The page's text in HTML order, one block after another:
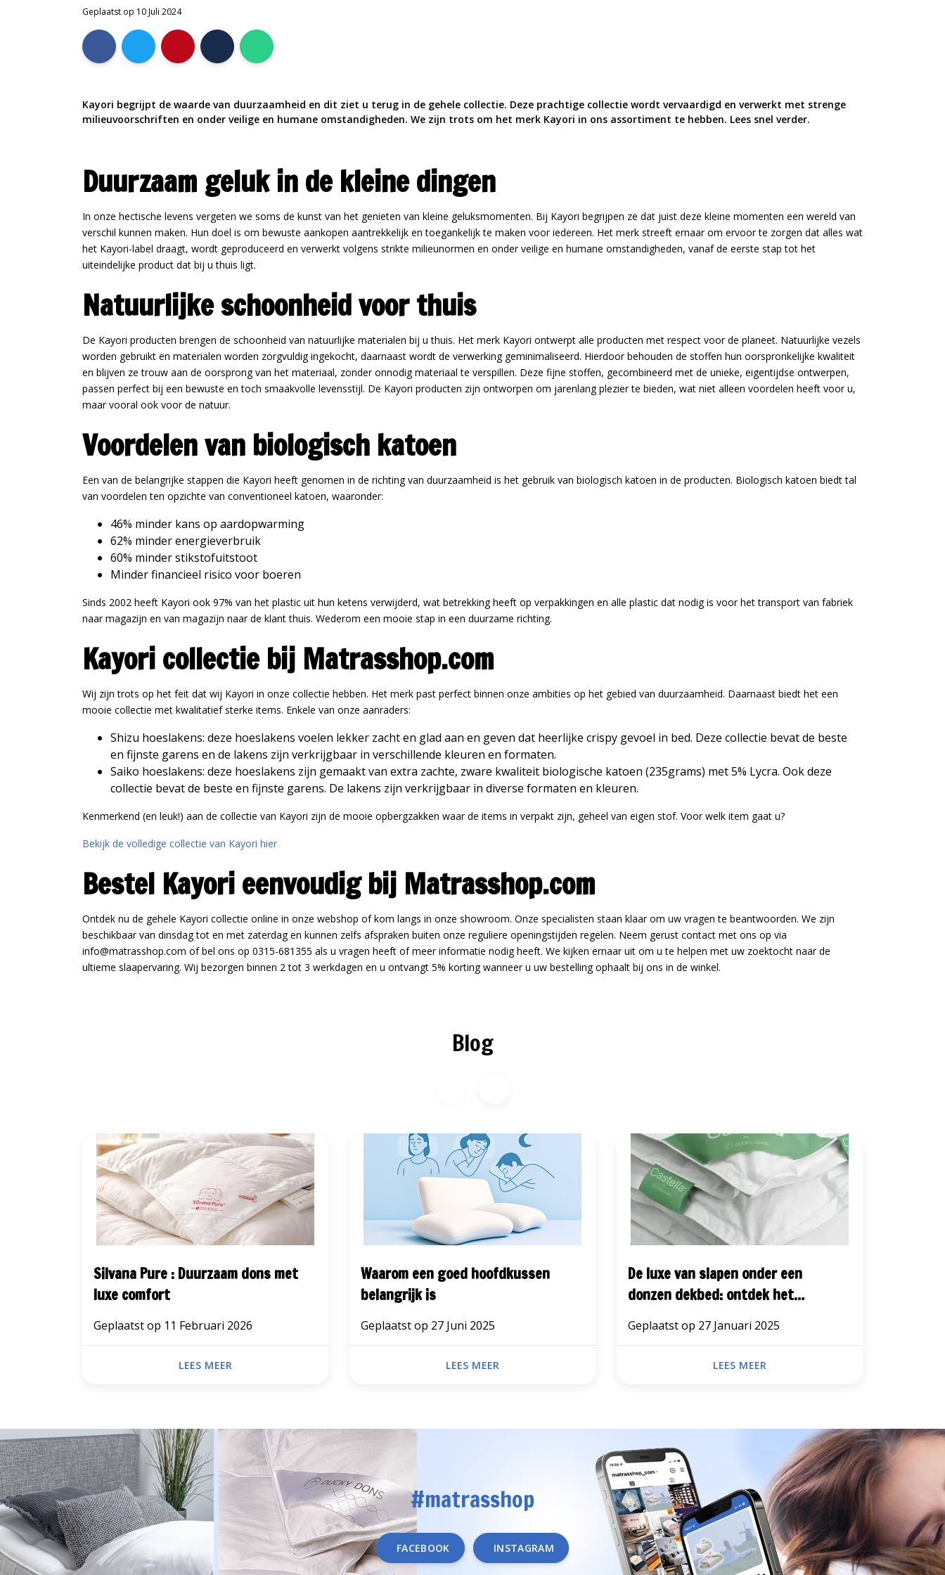
Geplaatst op 10 Juli 2024
Kayori begrijpt de waarde van duurzaamheid en dit ziet u terug in de gehele collectie. Deze prachtige collectie wordt vervaardigd en verwerkt met strenge
milieuvoorschriften en onder veilige en humane omstandigheden. We zijn trots om het merk Kayori in ons assortiment te hebben. Lees snel verder.
Duurzaam geluk in de kleine dingen
In onze hectische levens vergeten we soms de kunst van het genieten van kleine geluksmomenten. Bij Kayori begrijpen ze dat juist deze kleine momenten een wereld van
verschil kunnen maken. Hun doel is om bewuste aankopen aantrekkelijk en toegankelijk te maken voor iedereen. Het merk streeft ernaar om ervoor te zorgen dat alles wat
het Kayori-label draagt, wordt geproduceerd en verwerkt volgens strikte milieunormen en onder veilige en humane omstandigheden, vanaf de eerste stap tot het
uiteindelijke product dat bij u thuis ligt.
Natuurlijke schoonheid voor thuis
De Kayori producten brengen de schoonheid van natuurlijke materialen bij u thuis. Het merk Kayori ontwerpt alle producten met respect voor de planeet. Natuurlijke vezels
worden gebruikt en materialen worden zorgvuldig ingekocht, daarnaast wordt de verwerking geminimaliseerd. Hierdoor behouden de stoffen hun oorspronkelijke kwaliteit
en blijven ze trouw aan de oorsprong van het materiaal, zonder onnodig materiaal te verspillen. Deze fijne stoffen, gecombineerd met de unieke, eigentijdse ontwerpen,
passen perfect bij een bewuste en toch smaakvolle levensstijl. De Kayori producten zijn ontworpen om jarenlang plezier te bieden, wat niet alleen voordelen heeft voor u,
maar vooral ook voor de natuur.
Voordelen van biologisch katoen
Een van de belangrijke stappen die Kayori heeft genomen in de richting van duurzaamheid is het gebruik van biologisch katoen in de producten. Biologisch katoen biedt tal
van voordelen ten opzichte van conventioneel katoen, waaronder:
46% minder kans op aardopwarming
62% minder energieverbruik
60% minder stikstofuitstoot
Minder financieel risico voor boeren
Sinds 2002 heeft Kayori ook 97% van het plastic uit hun ketens verwijderd, wat betrekking heeft op verpakkingen en alle plastic dat nodig is voor het transport van fabriek
naar magazijn en van magazijn naar de klant thuis. Wederom een mooie stap in een duurzame richting.
Kayori collectie bij Matrasshop.com
Wij zijn trots op het feit dat wij Kayori in onze collectie hebben. Het merk past perfect binnen onze ambities op het gebied van duurzaamheid. Daarnaast biedt het een
mooie collectie met kwalitatief sterke items. Enkele van onze aanraders:
Shizu hoeslakens: deze hoeslakens voelen lekker zacht en glad aan en geven dat heerlijke crispy gevoel in bed. Deze collectie bevat de beste
en fijnste garens en de lakens zijn verkrijgbaar in verschillende kleuren en formaten.
Saiko hoeslakens: deze hoeslakens zijn gemaakt van extra zachte, zware kwaliteit biologische katoen (235grams) met 5% Lycra. Ook deze
collectie bevat de beste en fijnste garens. De lakens zijn verkrijgbaar in diverse formaten en kleuren.
Kenmerkend (en leuk!) aan de collectie van Kayori zijn de mooie opbergzakken waar de items in verpakt zijn, geheel van eigen stof. Voor welk item gaat u?
Bekijk de volledige collectie van Kayori hier
Bestel Kayori eenvoudig bij Matrasshop.com
Ontdek nu de gehele Kayori collectie online in onze webshop of kom langs in onze showroom. Onze specialisten staan klaar om uw vragen te beantwoorden. We zijn
beschikbaar van dinsdag tot en met zaterdag en kunnen zelfs afspraken buiten onze reguliere openingstijden regelen. Neem gerust contact met ons op via
info@matrasshop.com of bel ons op 0315-681355 als u vragen heeft of meer informatie nodig heeft. We kijken ernaar uit om u te helpen met uw zoektocht naar de
ultieme slaapervaring. Wij bezorgen binnen 2 tot 3 werkdagen en u ontvangt 5% korting wanneer u uw bestelling ophaalt bij ons in de winkel.
Blog
Silvana Pure : Duurzaam dons met
luxe comfort
Geplaatst op 11 Februari 2026
LEES MEER
Waarom een goed hoofdkussen
belangrijk is
Geplaatst op 27 Juni 2025
LEES MEER
De luxe van slapen onder een
donzen dekbed: ontdek het
Castella 4 seizoenen dekbed
Geplaatst op 27 Januari 2025
LEES MEER
#matrasshop
FACEBOOK INSTAGRAM